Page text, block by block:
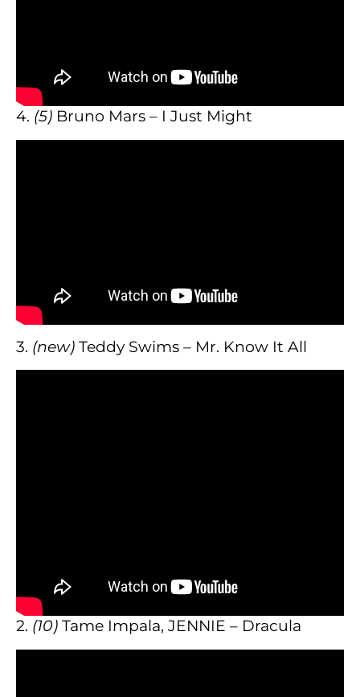
4. (5) Bruno Mars – I Just Might
3. (new) Teddy Swims – Mr. Know It All
2. (10) Tame Impala, JENNIE – Dracula